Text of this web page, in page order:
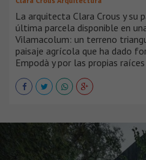
La arquitecta Clara Crous y su
última parcela disponible en
Vilamacolum: un terreno
paisaje agrícola que ha dado
Empodà y por las propias